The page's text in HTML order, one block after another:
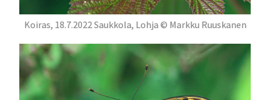
Koiras, 18.7.2022 Saukkola, Lohja © Markku Ruuskanen